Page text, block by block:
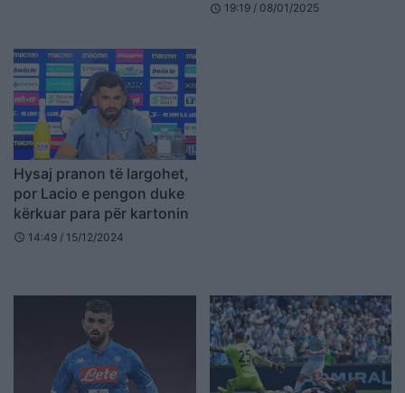
schedule 19:19 / 08/01/2025
Hysaj pranon të largohet,
por Lacio e pengon duke
kërkuar para për kartonin
schedule 14:49 / 15/12/2024